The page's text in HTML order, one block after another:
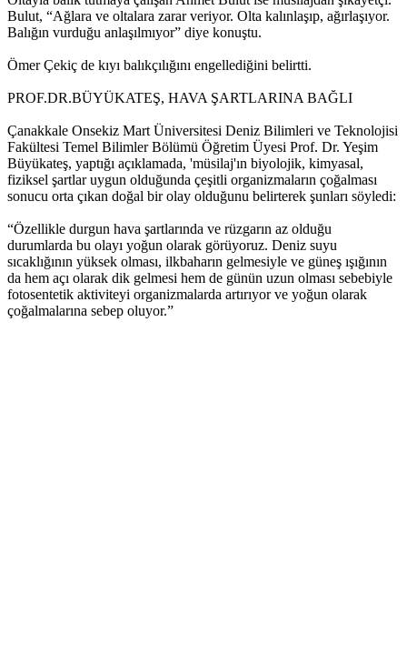
Bulut, “Ağlara ve oltalara zarar veriyor. Olta kalınlaşıp, ağırlaşıyor.
Balığın vurduğu anlaşılmıyor” diye konuştu.
Ömer Çekiç de kıyı balıkçılığını engellediğini belirtti.
PROF.DR.BÜYÜKATEŞ, HAVA ŞARTLARINA BAĞLI
Çanakkale Onsekiz Mart Üniversitesi Deniz Bilimleri ve Teknolojisi
Fakültesi Temel Bilimler Bölümü Öğretim Üyesi Prof. Dr. Yeşim
Büyükateş, yaptığı açıklamada, 'müsilaj'ın biyolojik, kimyasal,
fiziksel şartlar uygun olduğunda çeşitli organizmaların çoğalması
sonucu orta çıkan doğal bir olay olduğunu belirterek şunları söyledi:
“Özellikle durgun hava şartlarında ve rüzgarın az olduğu
durumlarda bu olayı yoğun olarak görüyoruz. Deniz suyu
sıcaklığının yüksek olması, ilkbaharın gelmesiyle ve güneş ışığının
da hem açı olarak dik gelmesi hem de günün uzun olması sebebiyle
fotosentetik aktiviteyi organizmalarda artırıyor ve yoğun olarak
çoğalmalarına sebep oluyor.”